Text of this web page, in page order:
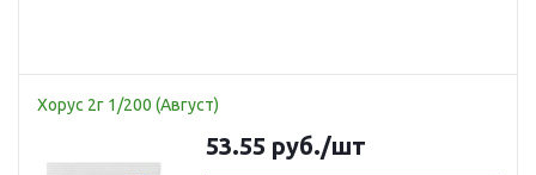
Хорус 2г 1/200 (Август)
53.55 руб./шт